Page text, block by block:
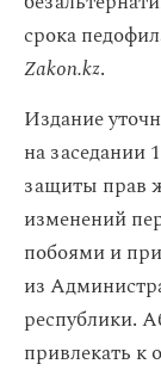
срока
Zakon.kz.
Издание
на заседании
защиты прав
изменений
побоями и
из
республики.
привлекать к